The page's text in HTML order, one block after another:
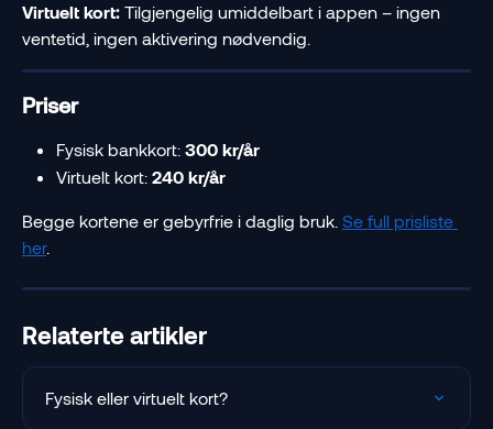
Virtuelt kort: Tilgjengelig umiddelbart i appen – ingen
ventetid, ingen aktivering nødvendig.
Priser
Fysisk bankkort: 300 kr/år
Virtuelt kort: 240 kr/år
Begge kortene er gebyrfrie i daglig bruk. Se full prisliste
her.
Relaterte artikler
Fysisk eller virtuelt kort?